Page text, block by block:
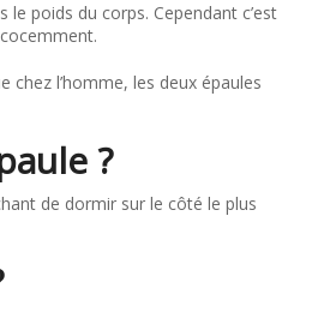
poids du corps. Cependant c’est
chez l’homme, les deux épaules
?
de dormir sur le côté le plus